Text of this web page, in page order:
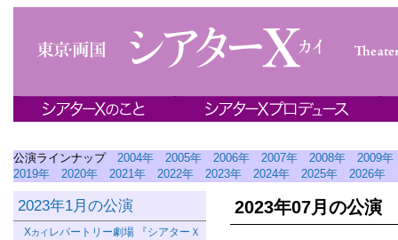
公演ラインナップ 2004年 2005年 2006年 2007年 2008年
2009年
2019年
2020年 2021年 2022年 2023年 2024年 2025年 2026年
2023年1月の公演
Χカイ レパートリー劇場 『シアターＸ
2023年07月の公演